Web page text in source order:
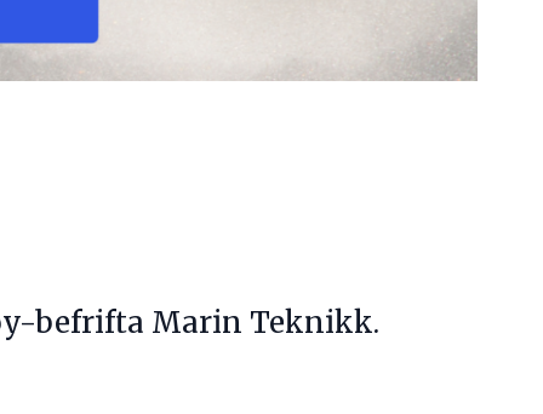
befrifta Marin Teknikk.